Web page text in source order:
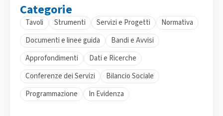
Categorie
Tavoli Strumenti Servizi e Progetti
Normativa
Documenti e linee guida
Bandi e Avvisi
Approfondimenti
Dati e Ricerche
Conferenze dei Servizi
Bilancio Sociale
Programmazione
In Evidenza